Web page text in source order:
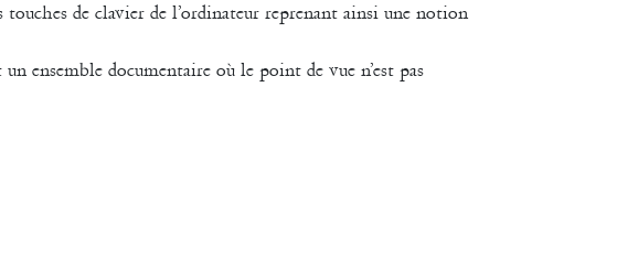
de clavier de l’ordinateur reprenant ainsi une notion
ensemble documentaire où le point de vue n’est pas